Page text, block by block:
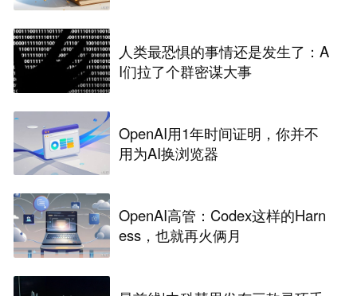
人类最恐惧的事情还是发生了：A
I们拉了个群密谋大事
OpenAI用1年时间证明，你并不
用为AI换浏览器
OpenAI高管：Codex这样的Harn
ess，也就再火俩月